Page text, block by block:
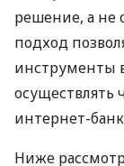
решение, а не
подход
инструменты
осуществлять
интернет-
Ниже